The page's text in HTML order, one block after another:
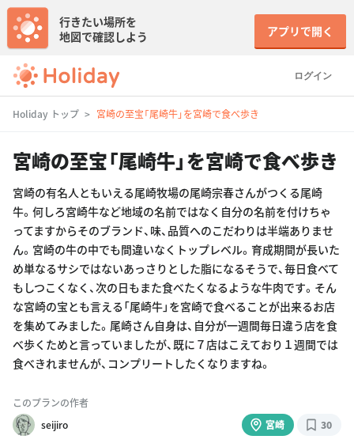
ログイン
行きたい場所を
地図で確認しよう
アプリで開く
Holiday トップ 宮崎の至宝「尾崎牛」を宮崎で食べ歩き
宮崎の至宝「尾崎牛」を宮崎で食べ歩き
宮崎の有名人ともいえる尾崎牧場の尾崎宗春さんがつくる尾崎
牛。何しろ宮崎牛など地域の名前ではなく自分の名前を付けちゃ
ってますからそのブランド、味、品質へのこだわりは半端ありませ
ん。宮崎の牛の中でも間違いなくトップレベル。育成期間が長いた
め単なるサシではないあっさりとした脂になるそうで、毎日食べて
もしつこくなく、次の日もまた食べたくなるような牛肉です。そん
な宮崎の宝とも言える「尾崎牛」を宮崎で食べることが出来るお店
を集めてみました。尾崎さん自身は、自分が一週間毎日違う店を食
べ歩くためと言っていましたが、既に７店はこえており１週間では
食べきれませんが、コンプリートしたくなりますね。
このプランの作者
seijiro
宮崎 30